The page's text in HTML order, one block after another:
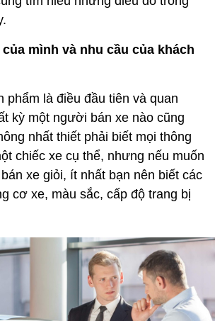
mình và nhu cầu của khách
phẩm là điều đầu tiên và quan
kỳ một người bán xe nào cũng
nhất thiết phải biết mọi thông
chiếc xe cụ thể, nhưng nếu muốn
xe giỏi, ít nhất bạn nên biết các
cơ xe, màu sắc, cấp độ trang bị